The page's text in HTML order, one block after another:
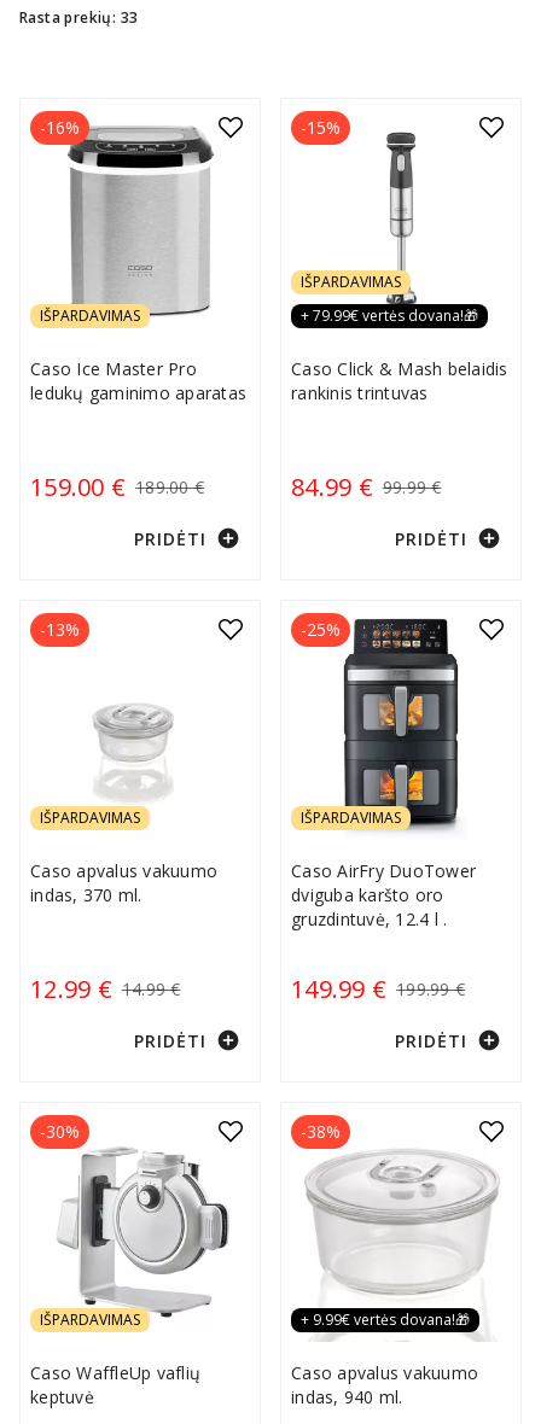
yra viena iš pagrindinių priežasčių kodėl Caso yra tapę
itin mėgstamu prekės ženklu tiek tarp profesionalų,
Rasta prekių: 33
IŠPARDAVIMAS
Caso Ice Master Pro
ledukų gaminimo aparatas
159.00 € 189.00 €
-16%
PRIDĖTI add_circle
IŠPARDAVIMAS
+ 79.99€ vertės dovana!🎁
Caso Click & Mash belaidis
rankinis trintuvas
84.99 € 99.99 €
-15%
PRIDĖTI add_circle
IŠPARDAVIMAS
Caso apvalus vakuumo
indas, 370 ml.
12.99 € 14.99 €
-13%
PRIDĖTI add_circle
IŠPARDAVIMAS
Caso AirFry DuoTower
dviguba karšto oro
gruzdintuvė, 12.4 l .
149.99 € 199.99 €
-25%
PRIDĖTI add_circle
IŠPARDAVIMAS
Caso WaffleUp vaflių
keptuvė
-30%
+ 9.99€ vertės dovana!🎁
Caso apvalus vakuumo
indas, 940 ml.
-38%